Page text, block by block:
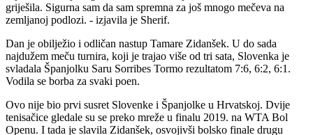
griješila. Sigurna sam da sam spremna za još mnogo mečeva na
zemljanoj podlozi. - izjavila je Sherif.
Dan je obilježio i odličan nastup Tamare Zidanšek. U do sada
najdužem meču turnira, koji je trajao više od tri sata, Slovenka je
svladala Španjolku Saru Sorribes Tormo rezultatom 7:6, 6:2, 6:1.
Vodila se borba za svaki poen.
Ovo nije bio prvi susret Slovenke i Španjolke u Hrvatskoj. Dvije
tenisačice gledale su se preko mreže u finalu 2019. na WTA Bol
Openu. I tada je slavila Zidanšek, osvojivši bolsko finale drugu